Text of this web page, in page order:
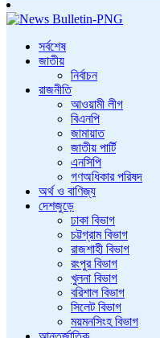
সর্বশেষ
জাতীয়
নির্বাচন
রাজনীতি
আওয়ামী লীগ
বিএনপি
জামায়াত
জাতীয় পার্টি
এনসিপি
গণঅধিকার পরিষদ
অর্থ ও বাণিজ্য
দেশজুড়ে
ঢাকা বিভাগ
চট্টগ্রাম বিভাগ
রাজশাহী বিভাগ
রংপুর বিভাগ
খুলনা বিভাগ
বরিশাল বিভাগ
সিলেট বিভাগ
ময়মনসিংহ বিভাগ